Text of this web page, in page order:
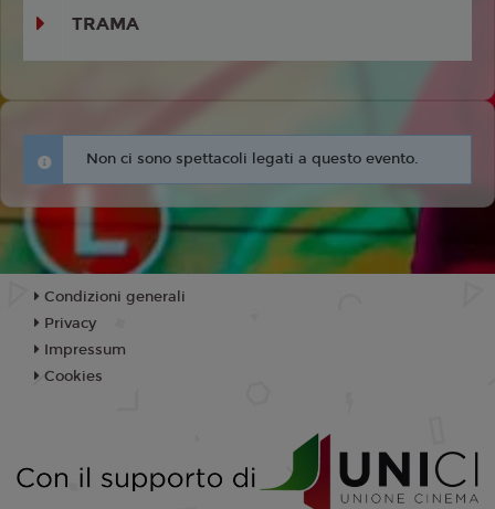
TRAMA
Non ci sono spettacoli legati a questo evento.
Condizioni generali
Privacy
Impressum
Cookies